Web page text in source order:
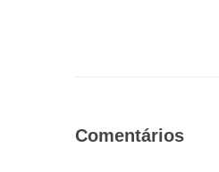
Comentários